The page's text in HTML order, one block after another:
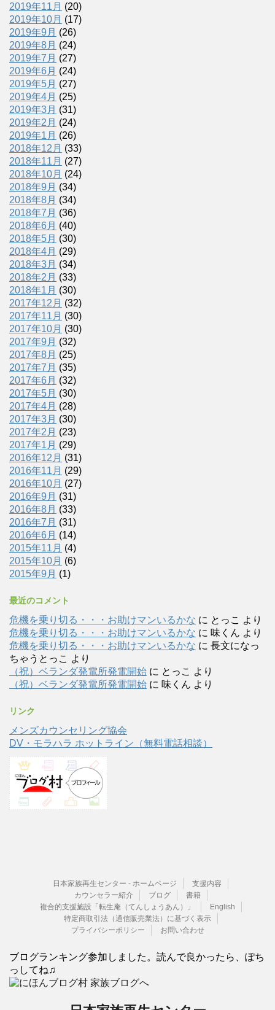
2019年11月 (20)
2019年10月 (17)
2019年9月 (26)
2019年8月 (24)
2019年7月 (27)
2019年6月 (24)
2019年5月 (27)
2019年4月 (25)
2019年3月 (31)
2019年2月 (24)
2019年1月 (26)
2018年12月 (33)
2018年11月 (27)
2018年10月 (24)
2018年9月 (34)
2018年8月 (34)
2018年7月 (36)
2018年6月 (40)
2018年5月 (30)
2018年4月 (29)
2018年3月 (34)
2018年2月 (33)
2018年1月 (30)
2017年12月 (32)
2017年11月 (30)
2017年10月 (30)
2017年9月 (32)
2017年8月 (25)
2017年7月 (35)
2017年6月 (32)
2017年5月 (30)
2017年4月 (28)
2017年3月 (30)
2017年2月 (23)
2017年1月 (29)
2016年12月 (31)
2016年11月 (29)
2016年10月 (27)
2016年9月 (31)
2016年8月 (33)
2016年7月 (31)
2016年6月 (14)
2015年11月 (4)
2015年10月 (6)
2015年9月 (1)
最近のコメント
危機を乗り切る・・・お助けマンいるかな に とっこ より
危機を乗り切る・・・お助けマンいるかな に 味くん より
危機を乗り切る・・・お助けマンいるかな に 長文になっ
ちゃうとっこ より
（祝）ベランダ発電所発電開始 に とっこ より
（祝）ベランダ発電所発電開始 に 味くん より
リンク
メンズカウンセリング協会
DV・モラハラ ホットライン（無料電話相談）
日本家族再生センター - ホームページ
支援内容
カウンセラー紹介
ブログ
書籍
複合的支援施設「転生庵（てんしょうあん）」
English
特定商取引法（通信販売業法）に基づく表示
プライバシーポリシー
お問い合わせ
ブログランキング参加しました。読んで良かったら、ぽち
っしてね♫